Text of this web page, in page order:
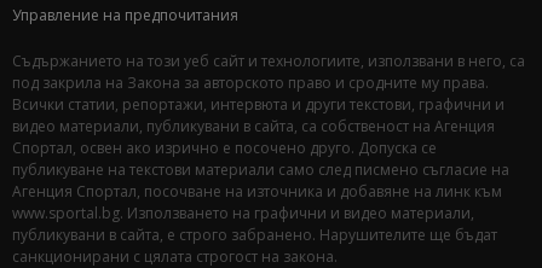
Управление на предпочитания
Съдържанието на този уеб сайт и технологиите, използвани в него, са
под закрила на Закона за авторското право и сродните му права.
Всички статии, репортажи, интервюта и други текстови, графични и
видео материали, публикувани в сайта, са собственост на Агенция
Спортал, освен ако изрично е посочено друго. Допуска се
публикуване на текстови материали само след писмено съгласие на
Агенция Спортал, посочване на източника и добавяне на линк към
www.sportal.bg. Използването на графични и видео материали,
публикувани в сайта, е строго забранено. Нарушителите ще бъдат
санкционирани с цялата строгост на закона.